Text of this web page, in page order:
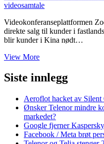
videosamtale
Videokonferanseplattformen
direkte salg til kunder i
blir kunder i Kina nødt…
View MoreZoom
å
selge
til
kinesiske
kunder
Siste innlegg
Aeroflot hacket av
Ønsker Telenor mindre
markedet?
Google fjerner
Facebook / Meta brøt